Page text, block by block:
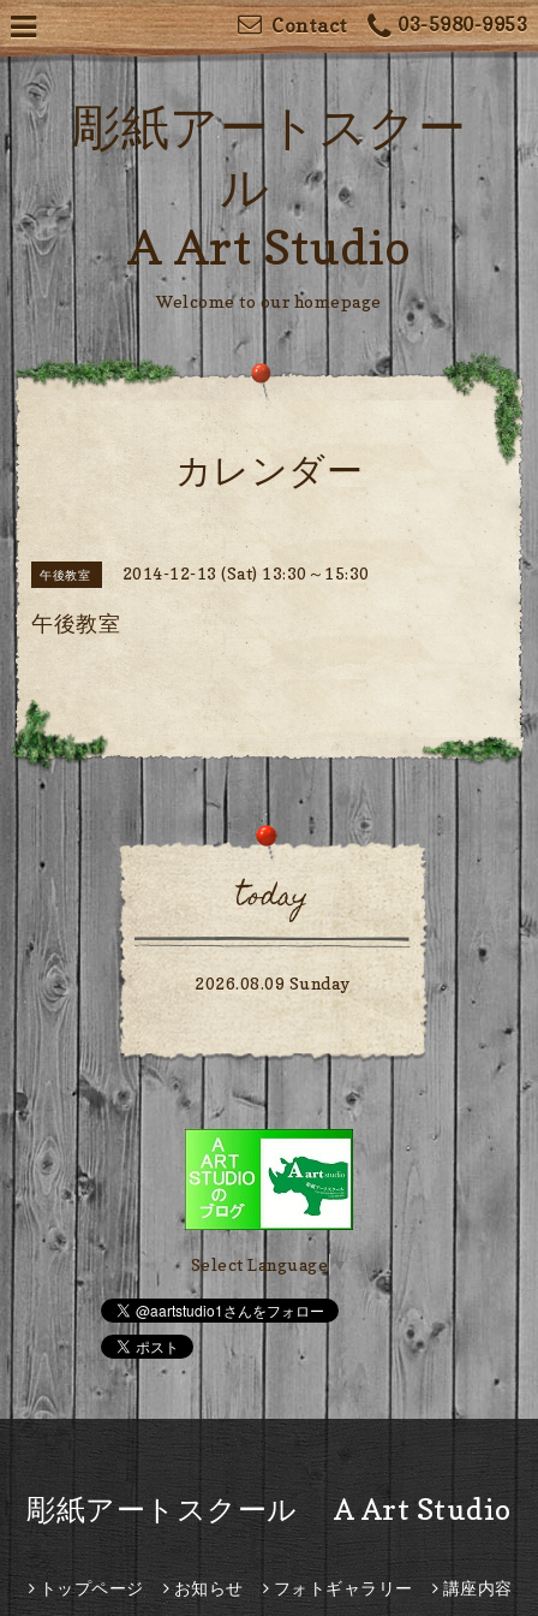
03-5980-9953
Contact
彫紙アートスクー
ル
A Art Studio
Welcome to our homepage
カレンダー
午後教室 2014-12-13 (Sat) 13:30～15:30
午後教室
today
2026.08.09 Sunday
Select Language ▼
彫紙アートスクール A Art Studio
トップページ お知らせ フォトギャラリー 講座内容